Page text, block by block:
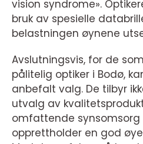
vision syndrome».
bruk av spesielle
belastningen øynene
Avslutningsvis, for de
pålitelig optiker i Bodø,
anbefalt valg. De tilbyr
utvalg av
omfattende synsomsorg
opprettholder en god